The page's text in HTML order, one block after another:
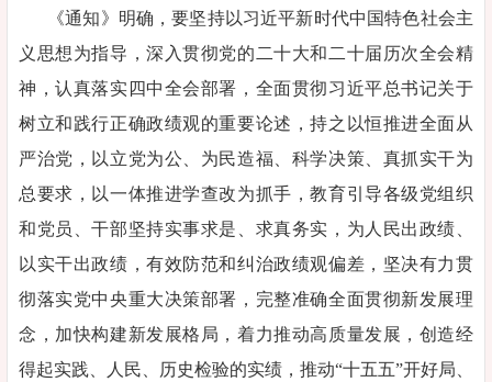
《通知》明确，要坚持以习近平新时代中国特色社会主
义思想为指导，深入贯彻党的二十大和二十届历次全会精
神，认真落实四中全会部署，全面贯彻习近平总书记关于
树立和践行正确政绩观的重要论述，持之以恒推进全面从
严治党，以立党为公、为民造福、科学决策、真抓实干为
总要求，以一体推进学查改为抓手，教育引导各级党组织
和党员、干部坚持实事求是、求真务实，为人民出政绩、
以实干出政绩，有效防范和纠治政绩观偏差，坚决有力贯
彻落实党中央重大决策部署，完整准确全面贯彻新发展理
念，加快构建新发展格局，着力推动高质量发展，创造经
得起实践、人民、历史检验的实绩，推动“十五五”开好局、